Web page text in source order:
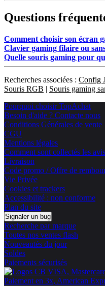
Questions
Comment choisir son écran
Clavier gaming filaire ou
Quelle souris gaming pour
Recherches associées : Config
Souris RGB | Souris gaming
Pourquoi choisir TopAchat
Besoin d'aide ? Contacte nous
Conditions Générales de vente
CGU
Mentions légales
Comment sont collectés les
Livraison
Code promo / Offre de
Vie Privée
Cookies et trackers
Accessibilité : non conforme
Plan du site
Signaler un bug
Recherche par marque
Toutes nos ventes flash
Nouveautés du jour
Soldes
Paiements sécurisés